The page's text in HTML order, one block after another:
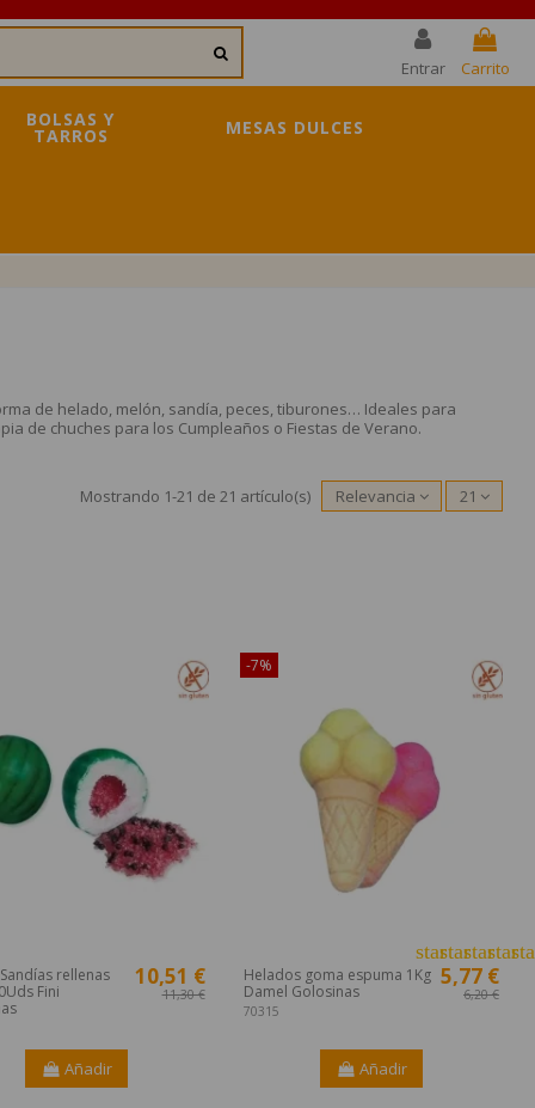
Entrar Carrito
BOLSAS Y
TARROS MESAS DULCES
de helado, melón, sandía, peces, tiburones… Ideales para
de chuches para los Cumpleaños o Fiestas de Verano.
Mostrando 1-21 de 21 artículo(s) Relevancia 21
rellenas
Fini
10,51 €
11,30 €
Añadir
-7%
Helados goma espuma 1Kg
Damel Golosinas
70315
5,77 €
6,20 €
starstarstarstar
Añadir